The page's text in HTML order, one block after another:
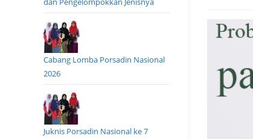
Cabang Lomba Porsadin Nasional
2026
Juknis Porsadin Nasional ke 7